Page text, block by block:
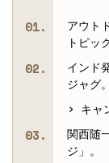
アウト
トピッ
インド
ジャグ。
キャ
関西随
ジ」。